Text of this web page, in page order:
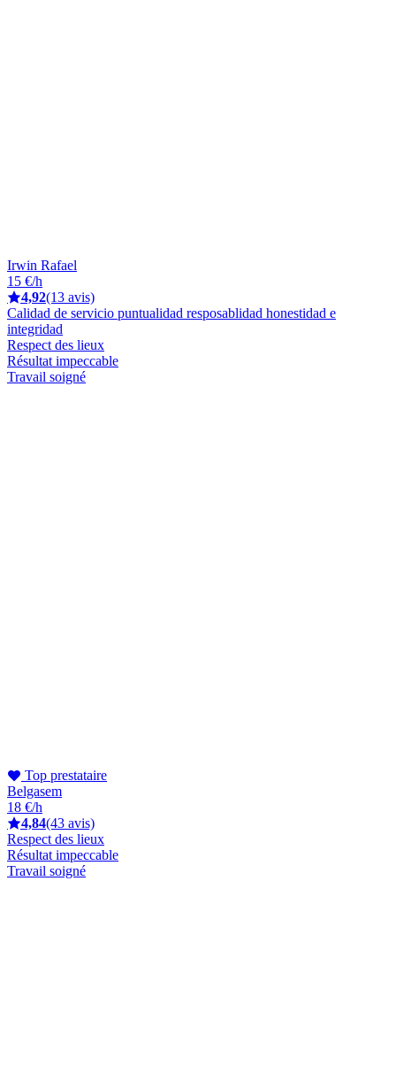
Irwin Rafael
15 €/h
4,92(13 avis)
Calidad de servicio puntualidad resposablidad honestidad e
integridad
Respect des lieux
Résultat impeccable
Travail soigné
Top prestataire
Belgasem
18 €/h
4,84(43 avis)
Respect des lieux
Résultat impeccable
Travail soigné